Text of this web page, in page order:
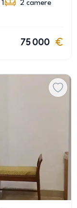
2 camere
75 000